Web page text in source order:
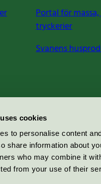
cookies
to personalise content
share information about
who may combine it
from your use of their
Portal för
tryckerier
Svanens